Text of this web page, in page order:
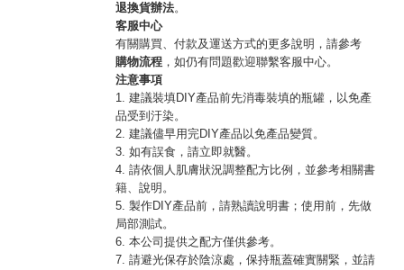
退換貨辦法。
客服中心
有關購買、付款及運送方式的更多說明，請參考
購物流程 ，如仍有問題歡迎聯繫客服中心。
注意事項
1. 建議裝填DIY產品前先消毒裝填的瓶罐，以免產
品受到汙染。
2. 建議儘早用完DIY產品以免產品變質。
3. 如有誤食，請立即就醫。
4. 請依個人肌膚狀況調整配方比例，並參考相關書
籍、說明。
5. 製作DIY產品前，請熟讀說明書；使用前，先做
局部測試。
6. 本公司提供之配方僅供參考。
7. 請避光保存於陰涼處，保持瓶蓋確實關緊，並請